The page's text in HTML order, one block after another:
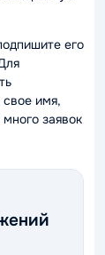
его
свое имя,
заявок